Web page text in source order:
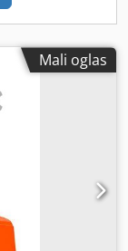
Mali oglas